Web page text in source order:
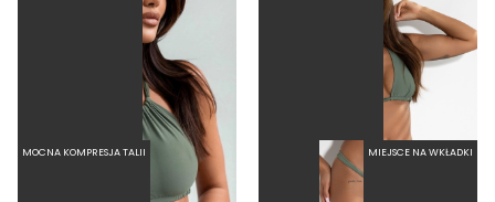
MOCNA KOMPRESJA TALII MIEJSCE NA WKŁADKI